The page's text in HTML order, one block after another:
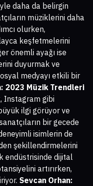
daha da belirgin
müziklerini daha
olurken,
keşfetmelerini
önemli ayağı ise
duyurmak ve
medyayı etkili bir
2023 Müzik Trendleri
Instagram gibi
ilgi görüyor ve
bir gecede
isimlerin de
şekillendirmelerini
endüstrisinde dijital
artırırken,
Sevcan Orhan: